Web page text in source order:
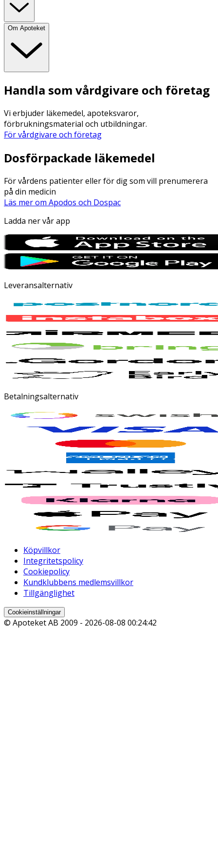
Om Apoteket
Handla som vårdgivare och företag
Vi erbjuder läkemedel, apoteksvaror,
förbrukningsmaterial och utbildningar.
För vårdgivare och företag
Dosförpackade läkemedel
För vårdens patienter eller för dig som vill prenumerera
på din medicin
Läs mer om Apodos och Dospac
Ladda ner vår app
Leveransalternativ
Betalningsalternativ
Köpvillkor
Integritetspolicy
Cookiepolicy
Kundklubbens medlemsvillkor
Tillgänglighet
Cookieinställningar
© Apoteket AB 2009 - 2026-08-08 00:24:42